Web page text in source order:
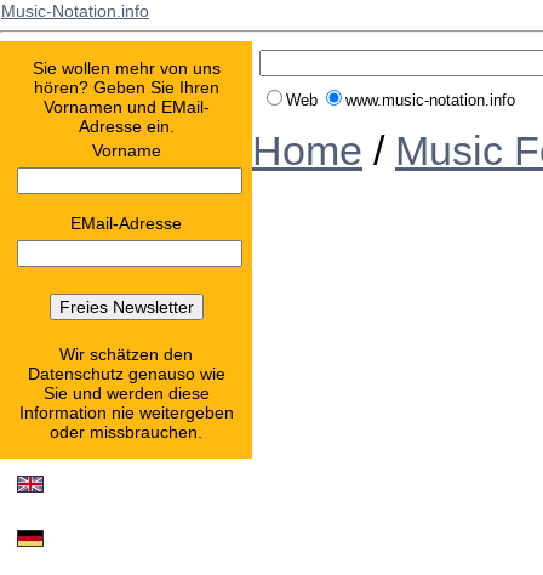
Music-Notation.info
Sie wollen mehr von uns
hören? Geben Sie Ihren
Vornamen und EMail-
Adresse ein.
Vorname
EMail-Adresse
Wir schätzen den
Datenschutz genauso wie
Sie und werden diese
Information nie weitergeben
oder missbrauchen.
Web www.music-notation.info
Home / Music